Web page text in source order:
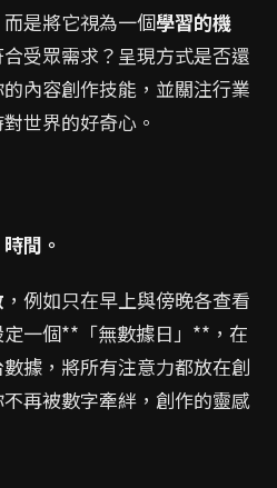
是將它視為一個學習的機
受眾需求？呈現方式是否還
內容創作技能，並關注行業
世界的好奇心。
間。
，例如只在早上與傍晚各查看
一個**「無數據日」**，在
據，將所有注意力都放在創
再被數字牽絆，創作的靈感